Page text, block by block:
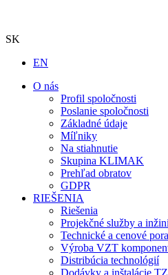
SK
EN
O nás
Profil spoločnosti
Poslanie spoločnosti
Základné údaje
Míľniky
Na stiahnutie
Skupina KLIMAK
Prehľad obratov
GDPR
RIEŠENIA
Riešenia
Projekčné služby a
Technické a cenové
Výroba VZT
Distribúcia technológií
Dodávky a inštalácie